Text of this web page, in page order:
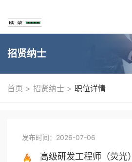
招贤纳士
首页 > 招贤纳士 > 职位详情
发布时间：2026-07-06
高级研发工程师（荧光）